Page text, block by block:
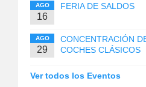
AGO
16
FERIA DE SALDOS
AGO
29
CONCENTRACIÓN
COCHES CLÁSICOS
Ver todos los Eventos